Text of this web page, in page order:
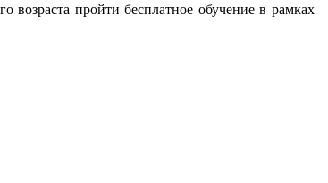
возраста пройти бесплатное обучение в рамках